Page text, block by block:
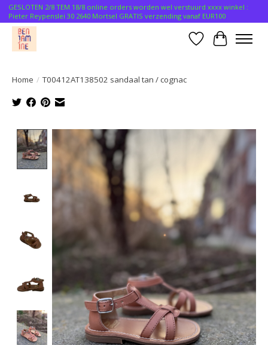
GESLOTEN 2/8 TEM 18/8 online orders worden wel verstuurd xxxx winkel :
Pieter Reypenslei 30 2640 Mortsel GRATIS verzending vanaf EUR100
Verlanglijst
Home / T00412AT138502 sandaal tan / cognac
Product image slideshow Items